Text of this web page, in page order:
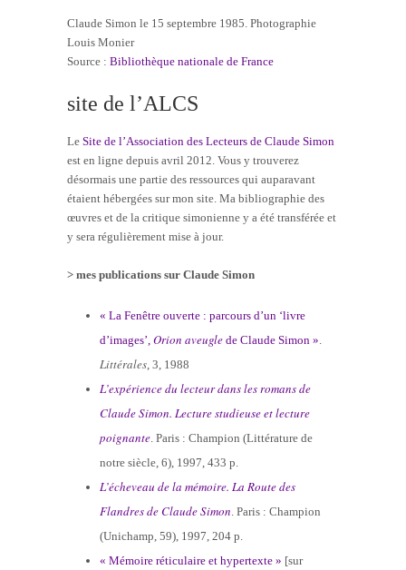
Claude Simon le 15 septembre 1985. Photographie
Louis Monier
Source : Bibliothèque nationale de France
site de l’ALCS
Le Site de l’Association des Lecteurs de Claude Simon
est en ligne depuis avril 2012. Vous y trouverez
désormais une partie des ressources qui auparavant
étaient hébergées sur mon site. Ma bibliographie des
œuvres et de la critique simonienne y a été transférée et
y sera régulièrement mise à jour.
> mes publications sur Claude Simon
« La Fenêtre ouverte : parcours d’un ‘livre
d’images’,Orion aveugle de Claude Simon »
Littérales , 3, 1988
L’expérience du lecteur dans les romans de
Claude Simon. Lecture studieuse et lecture
poignante . Paris : Champion (Littérature de
notre siècle, 6), 1997, 433 p.
L’écheveau de la mémoire. La Route des
Flandres de Claude Simon . Paris : Champion
(Unichamp, 59), 1997, 204 p.
« Mémoire réticulaire et hypertexte » [sur